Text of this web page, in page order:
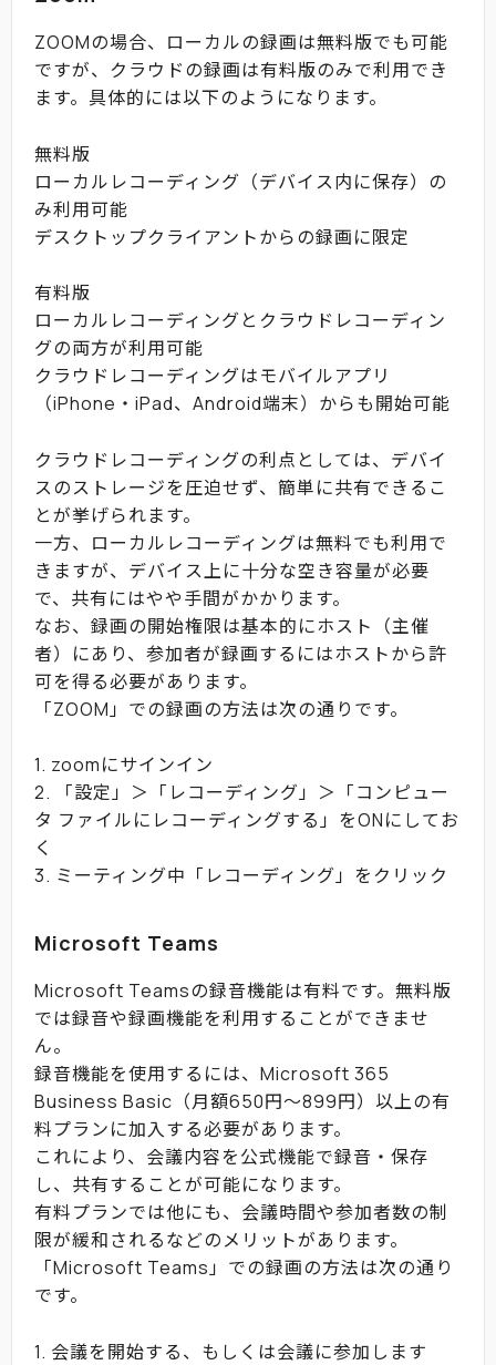
ZOOMの場合、ローカルの録画は無料版でも可能
ですが、クラウドの録画は有料版のみで利用でき
ます。具体的には以下のようになります。
無料版
ローカルレコーディング（デバイス内に保存）の
み利用可能
デスクトップクライアントからの録画に限定
有料版
ローカルレコーディングとクラウドレコーディン
グの両方が利用可能
クラウドレコーディングはモバイルアプリ
（iPhone・iPad、Android端末）からも開始可能
クラウドレコーディングの利点としては、デバイ
スのストレージを圧迫せず、簡単に共有できるこ
とが挙げられます。
一方、ローカルレコーディングは無料でも利用で
きますが、デバイス上に十分な空き容量が必要
で、共有にはやや手間がかかります。
なお、録画の開始権限は基本的にホスト（主催
者）にあり、参加者が録画するにはホストから許
可を得る必要があります。
「ZOOM」での録画の方法は次の通りです。
1. zoomにサインイン
2. 「設定」＞「レコーディング」＞「コンピュー
タ ファイルにレコーディングする」をONにしてお
く
3. ミーティング中「レコーディング」をクリック
Microsoft Teams
Microsoft Teamsの録音機能は有料です。無料版
では録音や録画機能を利用することができませ
ん。
録音機能を使用するには、Microsoft 365
Business Basic（月額650円～899円）以上の有
料プランに加入する必要があります。
これにより、会議内容を公式機能で録音・保存
し、共有することが可能になります。
有料プランでは他にも、会議時間や参加者数の制
限が緩和されるなどのメリットがあります。
「Microsoft Teams」での録画の方法は次の通り
です。
1. 会議を開始する、もしくは会議に参加します